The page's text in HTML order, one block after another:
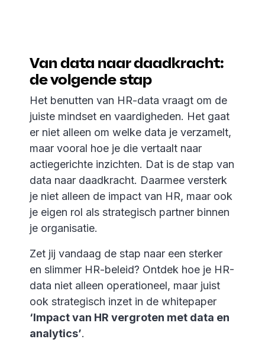
Van data naar daadkracht:
de volgende stap
Het benutten van HR-data vraagt om de
juiste mindset en vaardigheden. Het gaat
er niet alleen om welke data je verzamelt,
maar vooral hoe je die vertaalt naar
actiegerichte inzichten. Dat is de stap van
data naar daadkracht. Daarmee versterk
je niet alleen de impact van HR, maar ook
je eigen rol als strategisch partner binnen
je organisatie.
Zet jij vandaag de stap naar een sterker
en slimmer HR-beleid? Ontdek hoe je HR-
data niet alleen operationeel, maar juist
ook strategisch inzet in de whitepaper
‘Impact van HR vergroten met data en
analytics’.